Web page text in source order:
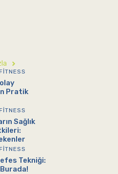
Pratik
Sağlık
Tekniği: